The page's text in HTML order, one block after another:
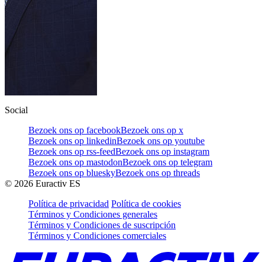
Social
Bezoek ons op facebookBezoek ons op x
Bezoek ons op linkedinBezoek ons op youtube
Bezoek ons op rss-feedBezoek ons op instagram
Bezoek ons op mastodonBezoek ons op telegram
Bezoek ons op blueskyBezoek ons op threads
© 2026 Euractiv ES
Política de privacidad Política de cookies
Términos y Condiciones generales
Términos y Condiciones de suscripción
Términos y Condiciones comerciales